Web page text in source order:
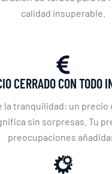
calidad insuperable.
CERRADO CON TODO
la tranquilidad: un precio
sin sorpresas. Tu
preocupaciones